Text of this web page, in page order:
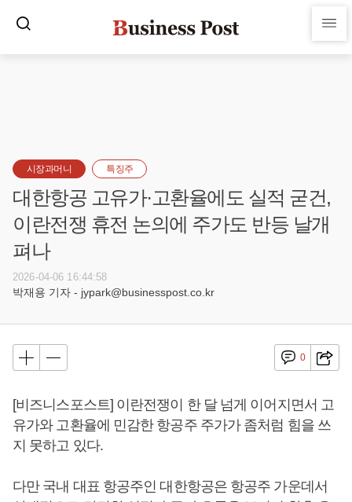
시장과머니 특징주
대한항공 고유가·고환율에도 실적 굳건,
이란전쟁 휴전 논의에 주가도 반등 날개
펴나
2026-04-06 16:44:58
박재용 기자 - jypark@businesspost.co.kr
0
[비즈니스포스트] 이란전쟁이 한 달 넘게 이어지면서 고
유가와 고환율에 민감한 항공주 주가가 좀처럼 힘을 쓰
지 못하고 있다.
다만 국내 대표 항공주인 대한항공은 항공주 가운데서